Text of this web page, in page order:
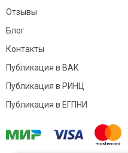
Отзывы
Блог
Контакты
Публикация в ВАК
Публикация в РИНЦ
Публикация в ЕГПНИ